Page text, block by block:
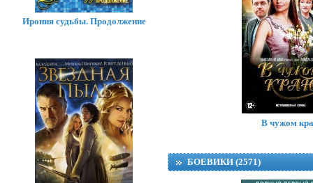
В чужом
БОЕВИКИ (2571)
Ирония судьбы. Продолжение